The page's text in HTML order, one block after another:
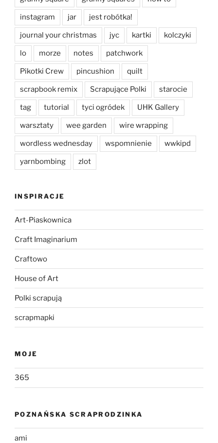
instagram jar jest robótka!
journal your christmas jyc kartki kolczyki
lo morze notes patchwork
Pikotki Crew pincushion quilt
scrapbook remix Scrapujące Polki starocie
tag tutorial tyci ogródek UHK Gallery
warsztaty wee garden wire wrapping
wordless wednesday wspomnienie wwkipd
yarnbombing zlot
INSPIRACJE
Art-Piaskownica
Craft Imaginarium
Craftowo
House of Art
Polki scrapują
scrapmapki
MOJE
365
POZNAŃSKA SCRAPRODZINKA
ami